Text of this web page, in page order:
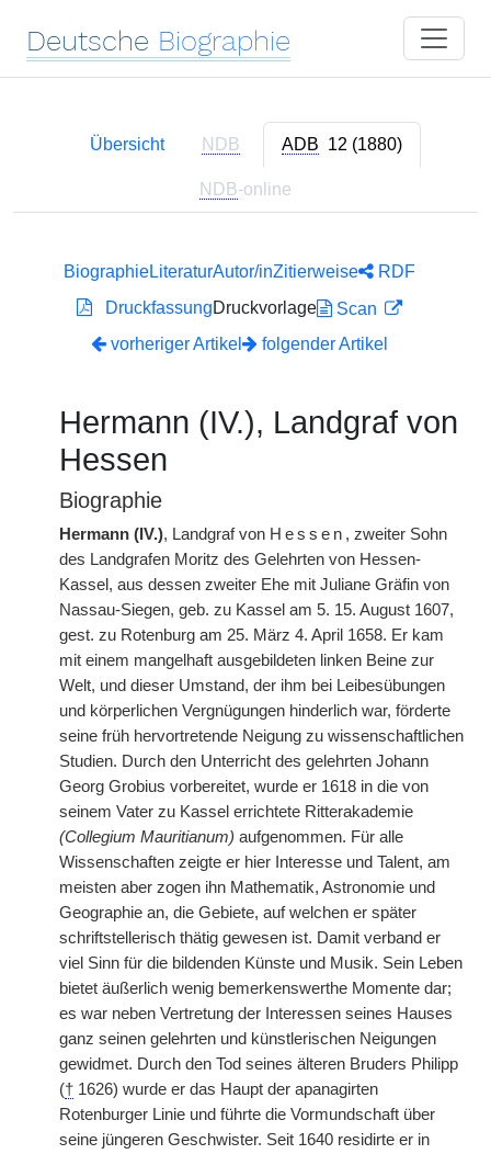
Deutsche Biographie
Übersicht NDB ADB 12 (1880)
NDB-online
BiographieLiteraturAutor/inZitierweise
RDF
DruckfassungDruckvorlage
Scan
vorheriger Artikel
folgender Artikel
Hermann (IV.), Landgraf von
Hessen
Biographie
Hermann (IV.), Landgraf von Hessen , zweiter Sohn
des Landgrafen Moritz des Gelehrten von Hessen-
Kassel, aus dessen zweiter Ehe mit Juliane Gräfin von
Nassau-Siegen, geb. zu Kassel am 5. 15. August 1607,
gest. zu Rotenburg am 25. März 4. April 1658. Er kam
mit einem mangelhaft ausgebildeten linken Beine zur
Welt, und dieser Umstand, der ihm bei Leibesübungen
und körperlichen Vergnügungen hinderlich war, förderte
seine früh hervortretende Neigung zu wissenschaftlichen
Studien. Durch den Unterricht des gelehrten Johann
Georg Grobius vorbereitet, wurde er 1618 in die von
seinem Vater zu Kassel errichtete Ritterakademie
(Collegium Mauritianum) aufgenommen. Für alle
Wissenschaften zeigte er hier Interesse und Talent, am
meisten aber zogen ihn Mathematik, Astronomie und
Geographie an, die Gebiete, auf welchen er später
schriftstellerisch thätig gewesen ist. Damit verband er
viel Sinn für die bildenden Künste und Musik. Sein Leben
bietet äußerlich wenig bemerkenswerthe Momente dar;
es war neben Vertretung der Interessen seines Hauses
ganz seinen gelehrten und künstlerischen Neigungen
gewidmet. Durch den Tod seines älteren Bruders Philipp
(† 1626) wurde er das Haupt der apanagirten
Rotenburger Linie und führte die Vormundschaft über
seine jüngeren Geschwister. Seit 1640 residirte er in